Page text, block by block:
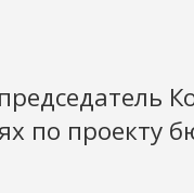
по проекту